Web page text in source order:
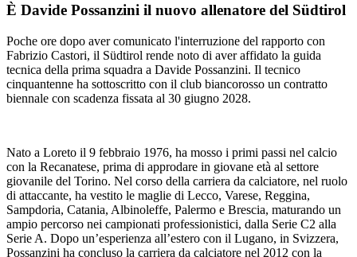
È Davide Possanzini il nuovo allenatore del Südtirol
Poche ore dopo aver comunicato l'interruzione del rapporto con
Fabrizio Castori, il Südtirol rende noto di aver affidato la guida
tecnica della prima squadra a Davide Possanzini. Il tecnico
cinquantenne ha sottoscritto con il club biancorosso un contratto
biennale con scadenza fissata al 30 giugno 2028.
Nato a Loreto il 9 febbraio 1976, ha mosso i primi passi nel calcio
con la Recanatese, prima di approdare in giovane età al settore
giovanile del Torino. Nel corso della carriera da calciatore, nel ruolo
di attaccante, ha vestito le maglie di Lecco, Varese, Reggina,
Sampdoria, Catania, Albinoleffe, Palermo e Brescia, maturando un
ampio percorso nei campionati professionistici, dalla Serie C2 alla
Serie A. Dopo un’esperienza all’estero con il Lugano, in Svizzera,
Possanzini ha concluso la carriera da calciatore nel 2012 con la